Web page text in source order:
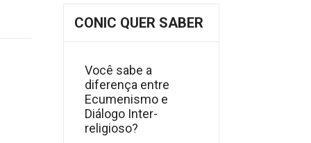
CONIC QUER SABER
Você sabe a
diferença entre
Ecumenismo e
Diálogo Inter-
religioso?